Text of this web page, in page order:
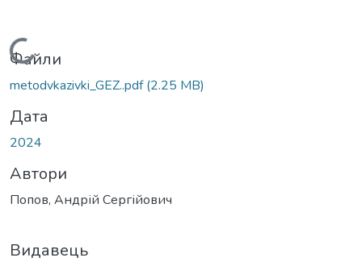
Вантажиться...
Файли
metodvkazivki_GEZ..pdf(2.25 MB)
Дата
2024
Автори
Попов, Андрій Сергійович
Видавець